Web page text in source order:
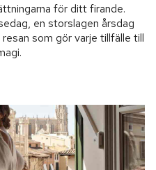
för ditt firande.
en storslagen årsdag
som gör varje tillfälle till